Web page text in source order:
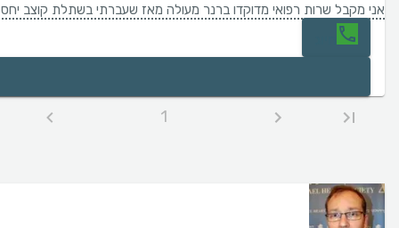
אני מקבל שרות רפואי מדוקדו ברנר מעולה מאז שעברתי בשתלת קוצב
1